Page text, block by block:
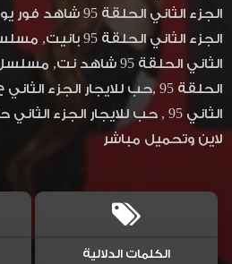
الجزء الثاني
الجزء الثاني
الثاني الحلقة 95 شاهد
لاين وتحميل مباشر
الكلمات الدلالية